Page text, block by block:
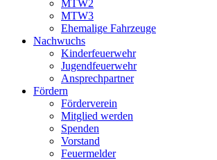
MTW2
MTW3
Ehemalige Fahrzeuge
Nachwuchs
Kinderfeuerwehr
Jugendfeuerwehr
Ansprechpartner
Fördern
Förderverein
Mitglied werden
Spenden
Vorstand
Feuermelder